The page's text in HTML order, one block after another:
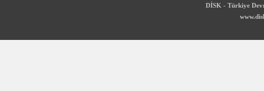
DİSK - Türkiye